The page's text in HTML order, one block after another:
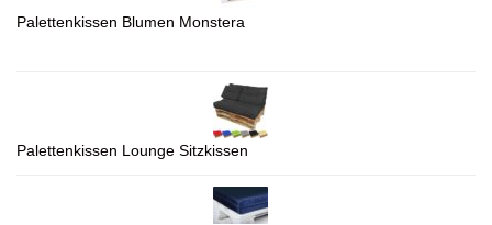
Palettenkissen Blumen Monstera
Palettenkissen Lounge Sitzkissen